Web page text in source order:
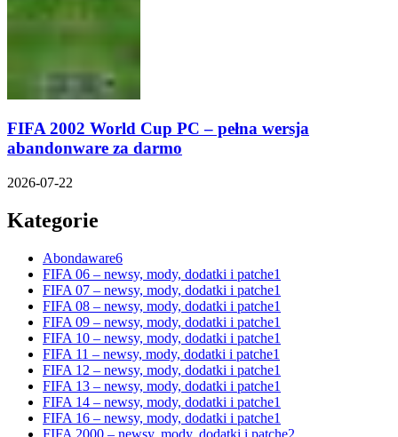
FIFA 2002 World Cup PC – pełna wersja
abandonware za darmo
2026-07-22
Kategorie
Abondaware6
FIFA 06 – newsy, mody, dodatki i patche1
FIFA 07 – newsy, mody, dodatki i patche1
FIFA 08 – newsy, mody, dodatki i patche1
FIFA 09 – newsy, mody, dodatki i patche1
FIFA 10 – newsy, mody, dodatki i patche1
FIFA 11 – newsy, mody, dodatki i patche1
FIFA 12 – newsy, mody, dodatki i patche1
FIFA 13 – newsy, mody, dodatki i patche1
FIFA 14 – newsy, mody, dodatki i patche1
FIFA 16 – newsy, mody, dodatki i patche1
FIFA 2000 – newsy, mody, dodatki i patche2